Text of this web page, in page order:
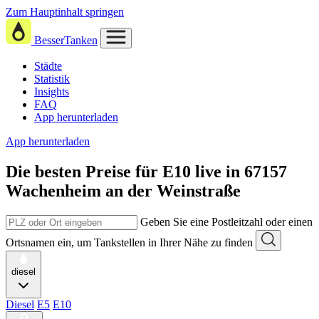
Zum Hauptinhalt springen
BesserTanken
Städte
Statistik
Insights
FAQ
App herunterladen
App herunterladen
Die besten Preise für E10 live in 67157
Wachenheim an der Weinstraße
Geben Sie eine Postleitzahl oder einen
Ortsnamen ein, um Tankstellen in Ihrer Nähe zu finden
diesel
Diesel E5 E10